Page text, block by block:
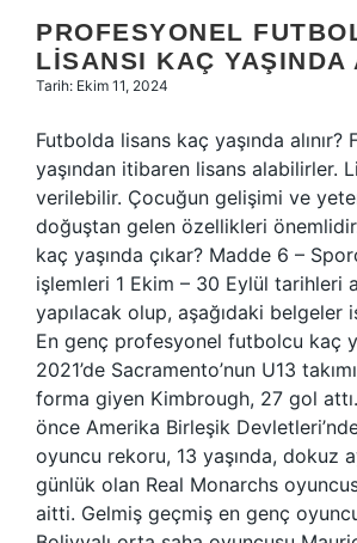
PROFESYONEL
LISANSI KAÇ YAŞINDA
Tarih: Ekim 11, 2024
Futbolda lisans kaç yaşında alınır?
yaşından itibaren lisans alabilirler.
verilebilir. Çocuğun gelişimi ve
doğuştan gelen özellikleri
kaç yaşında çıkar? Madde 6 –
işlemleri 1 Ekim – 30 Eylül tarihleri
yapılacak olup, aşağıdaki belgeler
En genç profesyonel futbolcu kaç
2021’de Sacramento’nun U13
forma giyen Kimbrough, 27 gol
önce Amerika Birleşik
oyuncu rekoru, 13 yaşında, dokuz
günlük olan Real Monarchs
aitti. Gelmiş geçmiş en genç